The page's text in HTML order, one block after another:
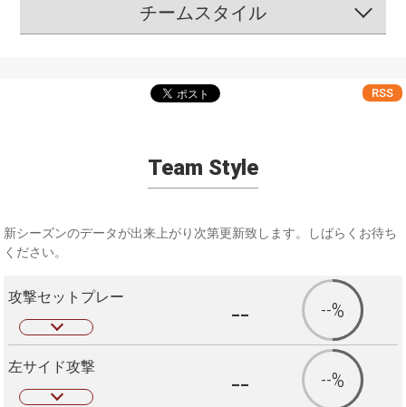
チームスタイル
RSS
Team Style
新シーズンのデータが出来上がり次第更新致します。しばらくお待ち
ください。
攻撃セットプレー -- --%
左サイド攻撃 -- --%